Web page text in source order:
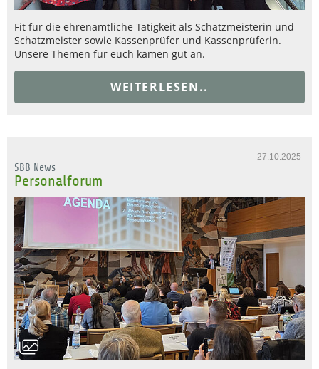
Fit für die ehrenamtliche Tätigkeit als Schatzmeisterin und
Schatzmeister sowie Kassenprüfer und Kassenprüferin.
Unsere Themen für euch kamen gut an.
WEITERLESEN..
27.10.2025
SBB News
Personalforum